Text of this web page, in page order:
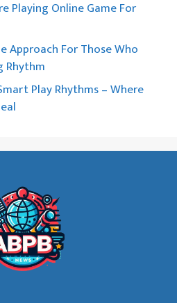
Playing Online Game For
Approach For Those Who
Rhythm
Play Rhythms – Where